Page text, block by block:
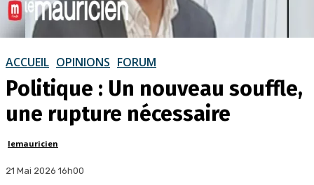
ACCUEIL OPINIONS FORUM
Politique : Un nouveau souffle,
une rupture nécessaire
lemauricien
21 Mai 2026 16h00